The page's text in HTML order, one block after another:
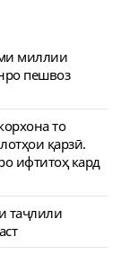
миллии
пешвоз
то
қарзӣ.
ифтитоҳ кард
таҷлили